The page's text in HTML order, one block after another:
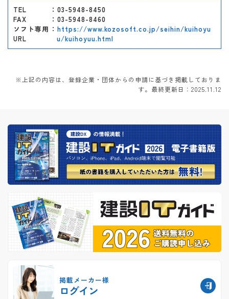
TEL
：03-5948-8450
FAX
：03-5948-8460
ソフト専用
URL
： https://www.kozosoft.co.jp/seihin/kuihoyu
u/kuihoyuu.html
※上記の内容は、登録企業・団体からの申請に基づき掲載しておりま
す。最終更新日：2025.11.12
掲載メーカー様
ログイン